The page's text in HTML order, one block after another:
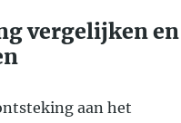
vergelijken en
aan het